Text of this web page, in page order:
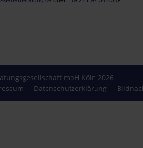
mbH Köln 2026
- Datenschutzerklärung -